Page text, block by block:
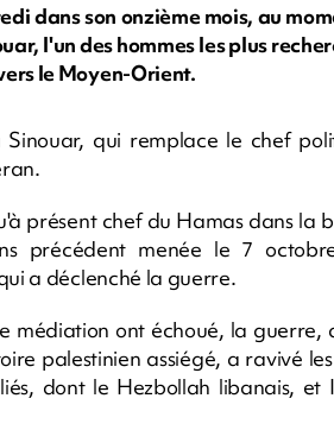
dans son onzième mois, au
l'un des hommes les plus
le Moyen-Orient.
qui remplace le chef
présent chef du Hamas dans la
précédent menée le 7
a déclenché la guerre.
médiation ont échoué, la guerre,
palestinien assiégé, a ravivé
dont le Hezbollah libanais, et